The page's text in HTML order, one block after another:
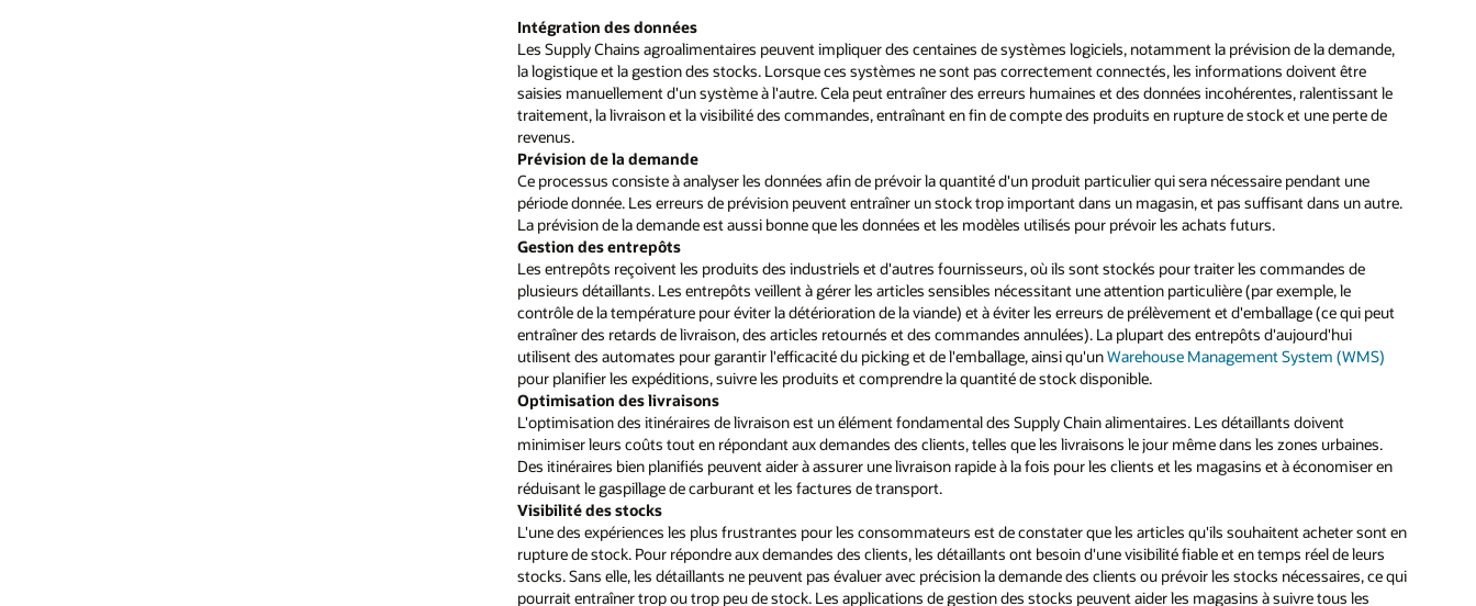
Intégration des données
Les Supply Chains agroalimentaires peuvent impliquer des centaines de systèmes logiciels, notamment la prévision de la demande,
la logistique et la gestion des stocks. Lorsque ces systèmes ne sont pas correctement connectés, les informations doivent être
saisies manuellement d'un système à l'autre. Cela peut entraîner des erreurs humaines et des données incohérentes, ralentissant le
traitement, la livraison et la visibilité des commandes, entraînant en fin de compte des produits en rupture de stock et une perte de
revenus.
Prévision de la demande
Ce processus consiste à analyser les données afin de prévoir la quantité d'un produit particulier qui sera nécessaire pendant une
période donnée. Les erreurs de prévision peuvent entraîner un stock trop important dans un magasin, et pas suffisant dans un autre.
La prévision de la demande est aussi bonne que les données et les modèles utilisés pour prévoir les achats futurs.
Gestion des entrepôts
Les entrepôts reçoivent les produits des industriels et d'autres fournisseurs, où ils sont stockés pour traiter les commandes de
plusieurs détaillants. Les entrepôts veillent à gérer les articles sensibles nécessitant une attention particulière (par exemple, le
contrôle de la température pour éviter la détérioration de la viande) et à éviter les erreurs de prélèvement et d'emballage (ce qui peut
entraîner des retards de livraison, des articles retournés et des commandes annulées). La plupart des entrepôts d'aujourd'hui
utilisent des automates pour garantir l'efficacité du picking et de l'emballage, ainsi qu'unWarehouse Management System (WMS)
pour planifier les expéditions, suivre les produits et comprendre la quantité de stock disponible.
Optimisation des livraisons
L'optimisation des itinéraires de livraison est un élément fondamental des Supply Chain alimentaires. Les détaillants doivent
minimiser leurs coûts tout en répondant aux demandes des clients, telles que les livraisons le jour même dans les zones urbaines.
Des itinéraires bien planifiés peuvent aider à assurer une livraison rapide à la fois pour les clients et les magasins et à économiser en
réduisant le gaspillage de carburant et les factures de transport.
Visibilité des stocks
L'une des expériences les plus frustrantes pour les consommateurs est de constater que les articles qu'ils souhaitent acheter sont en
rupture de stock. Pour répondre aux demandes des clients, les détaillants ont besoin d'une visibilité fiable et en temps réel de leurs
stocks. Sans elle, les détaillants ne peuvent pas évaluer avec précision la demande des clients ou prévoir les stocks nécessaires, ce qui
pourrait entraîner trop ou trop peu de stock. Les applications de gestion des stocks peuvent aider les magasins à suivre tous les